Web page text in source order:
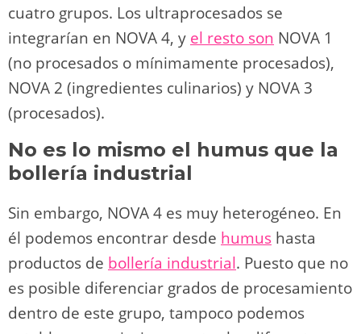
cuatro grupos. Los ultraprocesados se
integrarían en NOVA 4, y el resto son NOVA 1
(no procesados o mínimamente procesados),
NOVA 2 (ingredientes culinarios) y NOVA 3
(procesados).
No es lo mismo el humus que la
bollería industrial
Sin embargo, NOVA 4 es muy heterogéneo. En
él podemos encontrar desde humus hasta
productos de bollería industrial. Puesto que no
es posible diferenciar grados de procesamiento
dentro de este grupo, tampoco podemos